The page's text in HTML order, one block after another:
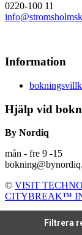
Filtrera
0220-100 11
Information
Hjälp vid
By Nordiq
mån - fre 9 -15
© VISIT
CITYBREAK™